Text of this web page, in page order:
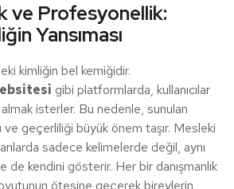
ve Profesyonellik:
Yansıması
kimliğin bel kemiğidir.
gibi platformlarda, kullanıcılar
isterler. Bu nedenle, sunulan
geçerliliği büyük önem taşır. Mesleki
sadece kelimelerde değil, aynı
de kendini gösterir. Her bir danışmanlık
ötesine geçerek bireylerin